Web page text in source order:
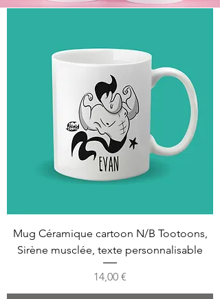
Mug Céramique cartoon N/B Tootoons,
Sirène musclée, texte personnalisable
Prix
14,00 €